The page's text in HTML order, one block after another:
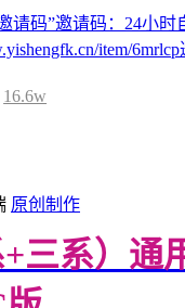
请码”邀请码：24小时
item/
16.6w
原创制作
三系）通